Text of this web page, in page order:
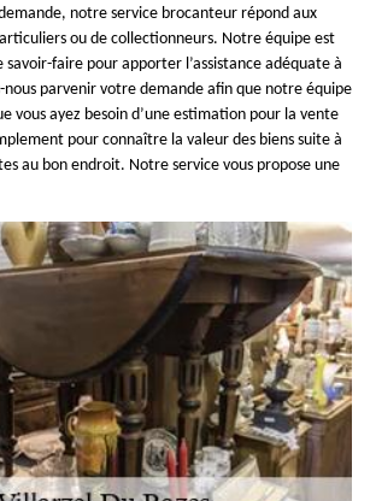
notre service brocanteur répond aux
ou de collectionneurs. Notre équipe est
faire pour apporter l’assistance adéquate à
parvenir votre demande afin que notre équipe
vous ayez besoin d’une estimation pour la vente
pour connaître la valeur des biens suite à
au bon endroit. Notre service vous propose une